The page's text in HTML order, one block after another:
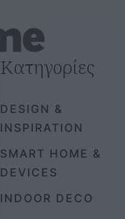
Κατηγορίες
DESIGN &
INSPIRATION
SMART HOME &
DEVICES
INDOOR DECO